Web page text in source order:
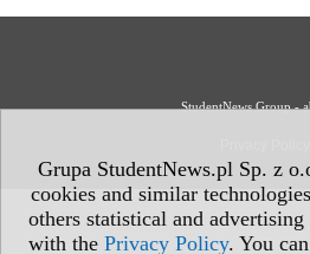
Grupa StudentNews.pl Sp. z
cookies and similar
others statistical and
with the Privacy Policy. You
StudentNews Group -